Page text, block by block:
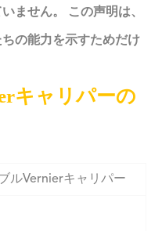
ません。 この声明は、
の能力を示すためだけ
キャリパーの
ルVernierキャリパー